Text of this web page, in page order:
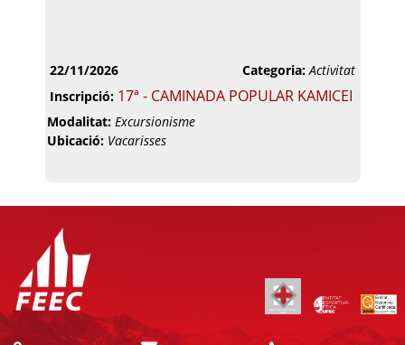
22/11/2026 Categoria: Activitat
Inscripció: 17ª - CAMINADA POPULAR KAMICEI
Modalitat: Excursionisme
Ubicació: Vacarisses